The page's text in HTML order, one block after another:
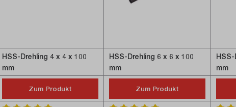
HSS-Drehling 4 x 4 x 100
mm
HSS-Drehling 6 x 6 x 100
mm
HSS-
mm
Zum Produkt Zum Produkt